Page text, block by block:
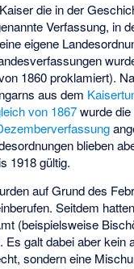
die in der
Verfassung, in
eigene
1860 proklamiert).
aus dem
von 1867wurde
blieben
1918 gültig.
auf Grund des
Seitdem
(beispielsweise
Es galt dabei aber kein
sondern eine